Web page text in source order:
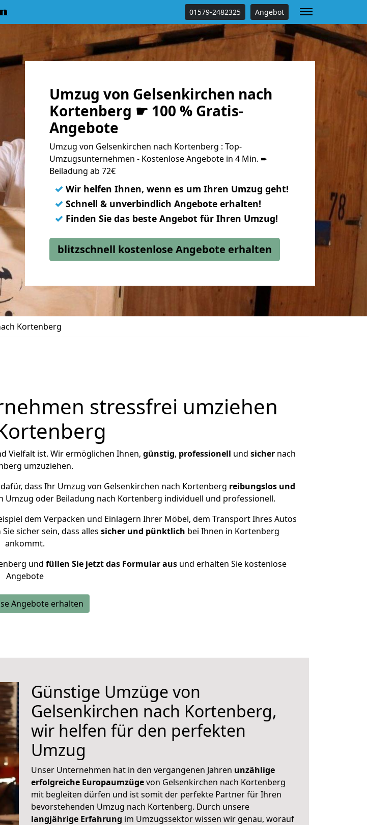
01579-2482325 Angebot
Umzug von Gelsenkirchen nach
Kortenberg ☛ 100 % Gratis-
Angebote
Umzug von Gelsenkirchen nach Kortenberg : Top-
Umzugsunternehmen - Kostenlose Angebote in 4 Min. ➨
Beiladung ab 72€
✓ Wir helfen Ihnen, wenn es um Ihren Umzug geht!
✓ Schnell & unverbindlich Angebote erhalten!
✓ Finden Sie das beste Angebot für Ihren Umzug!
blitzschnell kostenlose Angebote erhalten
Kortenberg
stressfrei umziehen
Vielfalt ist. Wir ermöglichen Ihnen, günstig, professionell und sicher nach
umzuziehen.
dass Ihr Umzug von Gelsenkirchen nach Kortenberg reibungslos und
oder Beiladung nach Kortenberg individuell und professionell.
dem Verpacken und Einlagern Ihrer Möbel, dem Transport Ihres Autos
sicher sein, dass alles sicher und pünktlich bei Ihnen in Kortenberg
ankommt.
und füllen Sie jetzt das Formular aus und erhalten Sie kostenlose
Angebote
Angebote erhalten
Günstige Umzüge von
Gelsenkirchen nach Kortenberg,
wir helfen für den perfekten
Umzug
Unser Unternehmen hat in den vergangenen Jahren unzählige
erfolgreiche Europaumzügevon Gelsenkirchen nach Kortenberg
mit begleiten dürfen und ist somit der perfekte Partner für Ihren
bevorstehenden Umzug nach Kortenberg. Durch unsere
langjährige Erfahrung im Umzugssektor wissen wir genau, worauf